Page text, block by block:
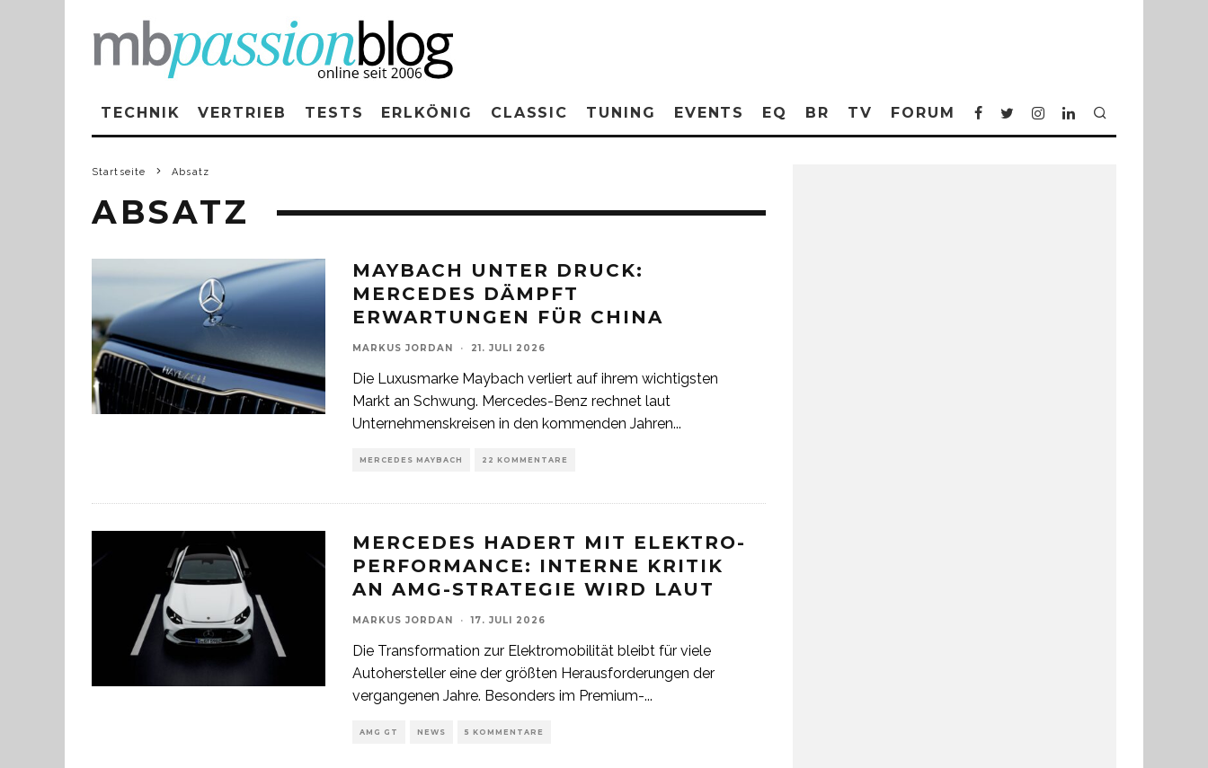
TECHNIK VERTRIEB TESTS ERLKÖNIG CLASSIC TUNING EVENTS EQ BR TV FORUM
Startseite Absatz
ABSATZ
MAYBACH UNTER DRUCK:
MERCEDES DÄMPFT
ERWARTUNGEN FÜR CHINA
MARKUS JORDAN · 21. JULI 2026
Die Luxusmarke Maybach verliert auf ihrem wichtigsten
Markt an Schwung. Mercedes-Benz rechnet laut
Unternehmenskreisen in den kommenden Jahren...
MERCEDES MAYBACH 22 KOMMENTARE
MERCEDES HADERT MIT ELEKTRO-
PERFORMANCE: INTERNE KRITIK
AN AMG-STRATEGIE WIRD LAUT
MARKUS JORDAN · 17. JULI 2026
Die Transformation zur Elektromobilität bleibt für viele
Autohersteller eine der größten Herausforderungen der
vergangenen Jahre. Besonders im Premium-...
AMG GT NEWS 5 KOMMENTARE